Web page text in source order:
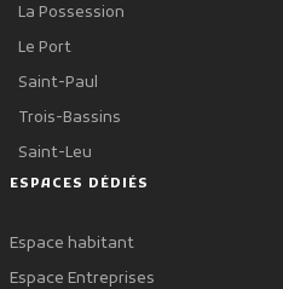
La Possession
Le Port
Saint-Paul
Trois-Bassins
Saint-Leu
ESPACES DÉDIÉS
Espace habitant
Espace Entreprises